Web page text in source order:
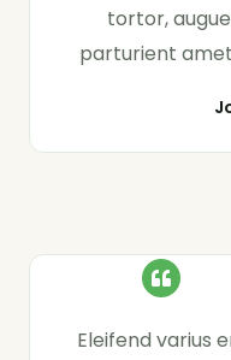
tortor,
parturient
Eleifend varius